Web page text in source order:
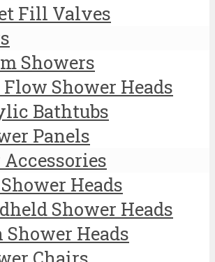
Fill Valves
Showers
Shower Heads
Bathtubs
Panels
Heads
Shower Heads
Shower Heads